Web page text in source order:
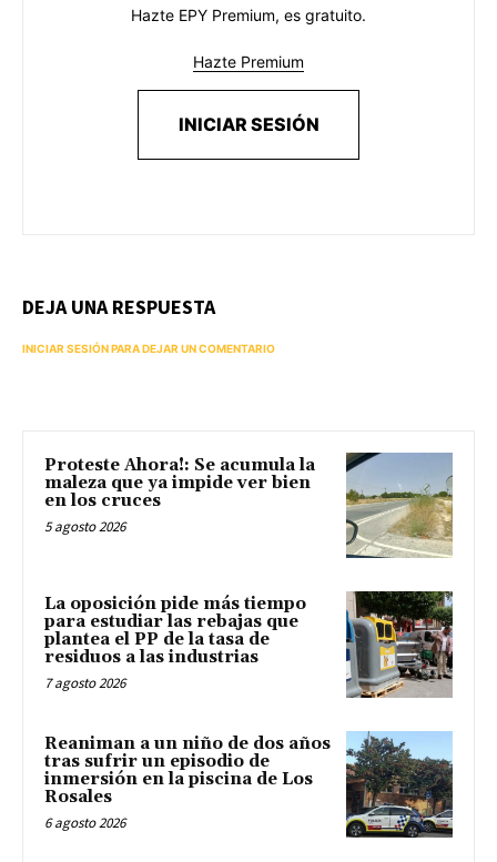
Hazte EPY Premium, es gratuito.
Hazte Premium
INICIAR SESIÓN
DEJA UNA RESPUESTA
INICIAR SESIÓN PARA DEJAR UN COMENTARIO
Proteste Ahora!: Se acumula la
maleza que ya impide ver bien
en los cruces
5 agosto 2026
La oposición pide más tiempo
para estudiar las rebajas que
plantea el PP de la tasa de
residuos a las industrias
7 agosto 2026
Reaniman a un niño de dos años
tras sufrir un episodio de
inmersión en la piscina de Los
Rosales
6 agosto 2026